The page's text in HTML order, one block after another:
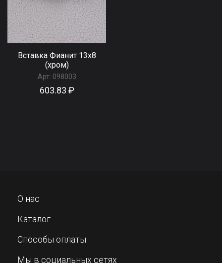
Вставка Фианит 13х8
(хром)
Арт: 098003
603.83 ₽
О нас
Каталог
Способы оплаты
Мы в социальных сетях